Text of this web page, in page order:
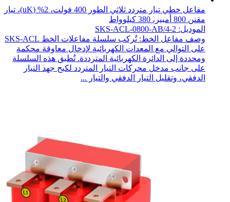
مفاعل خطي تيار متردد ثلاثي الطور 400 فولت، 2% (uK)، تيار
مقنن 800 أمبير، 380 كيلوواط
الموديل: SKS-ACL-0800-AB/4-2
وصف مفاعل الخط: تُركب سلسلة مفاعلات الخط SKS-ACL
على التوالي مع المعدات الكهربائية لإدخال معاوقة محكمة
ومحددة إلى الدائرة الكهربائية المترددة. تُطبق هذه السلسلة
على جانب مدخل محركات التيار المتردد لكبح جهد التيار
الدفقي، وتقليل التيار الدفقي والتيار ...